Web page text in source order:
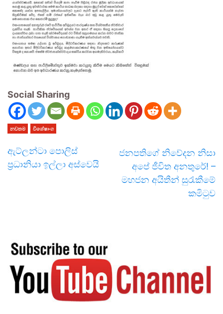
Social Sharing
නවතම විශේෂාංග
ඇට්ලන්ටා පොලිස්
ප්‍රධානියා ඉල්ලා අස්වෙයි
ජනපතිගේ නිවේදන නිසා
අපේ ජීවිත අනතුරේ! –
මහජන අයිතීන් සුරැකීමේ
කමිටුව